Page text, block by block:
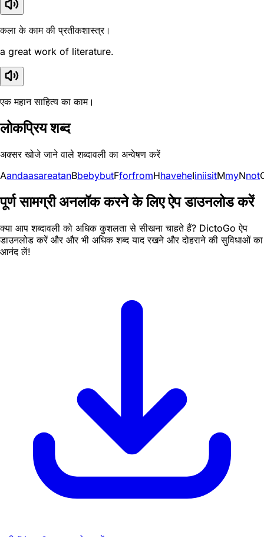
कला के काम की प्रतीकशास्त्र।
a great work of literature.
एक महान साहित्य का काम।
लोकप्रिय शब्द
अक्सर खोजे जाने वाले शब्दावली का अन्वेषण करें
AandaasareatanBbebybutFforfromHhaveheIiniisitMmyNnot
पूर्ण सामग्री अनलॉक करने के लिए ऐप डाउनलोड करें
क्या आप शब्दावली को अधिक कुशलता से सीखना चाहते हैं? DictoGo ऐप
डाउनलोड करें और और भी अधिक शब्द याद रखने और दोहराने की सुविधाओं का
आनंद लें!